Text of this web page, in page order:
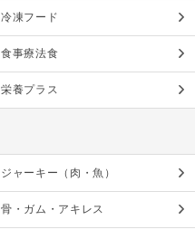
冷凍フード
食事療法食
栄養プラス
ジャーキー（肉・魚）
骨・ガム・アキレス